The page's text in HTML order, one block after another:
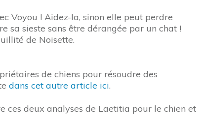
Voyou ! Aidez-la, sinon elle peut perdre
sa sieste sans être dérangée par un chat !
de Noisette.
de chiens pour résoudre des
dans cet autre article ici.
ces deux analyses de Laetitia pour le chien et